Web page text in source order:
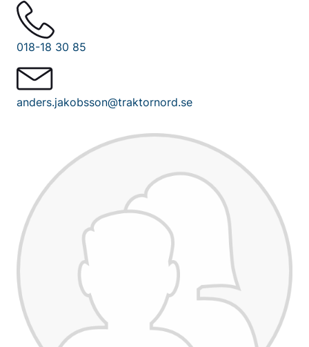
018-18 30 85
anders.jakobsson@traktornord.se